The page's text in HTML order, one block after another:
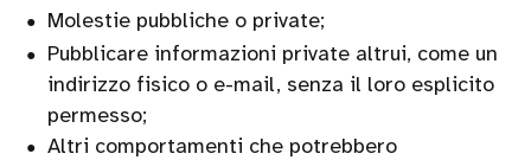
Molestie pubbliche o private;
Pubblicare informazioni private altrui, come un
indirizzo fisico o e-mail, senza il loro esplicito
permesso;
Altri comportamenti che potrebbero